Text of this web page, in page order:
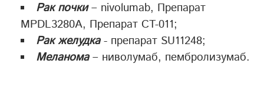
Рак почки– nivolumab, Препарат
MPDL3280A, Препарат CT-011;
Рак желудка- препарат SU11248;
Меланома– ниволумаб, пембролизумаб.